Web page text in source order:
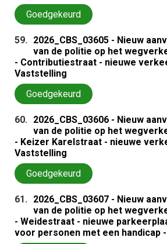
Goedgekeurd
59. 2026_CBS_03605 - Nieuw
van de politie op het
- Contributiestraat - nieuwe
Vaststelling
Goedgekeurd
60. 2026_CBS_03606 - Nieuw
van de politie op het
- Keizer Karelstraat - nieuwe
Vaststelling
Goedgekeurd
61. 2026_CBS_03607 - Nieuw
van de politie op het
- Weidestraat - nieuwe
voor personen met een handicap